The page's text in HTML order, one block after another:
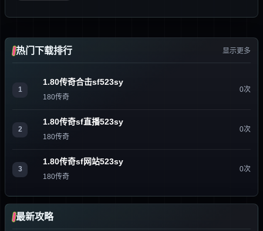
热门下载排行 显示更多
1
1.80传奇合击sf523sy
180传奇
0次
2
1.80传奇sf直播523sy
180传奇
0次
3
1.80传奇sf网站523sy
180传奇
0次
最新攻略